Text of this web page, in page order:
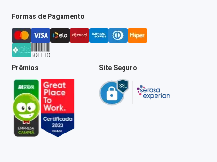
Formas de Pagamento
Prêmios Site Seguro